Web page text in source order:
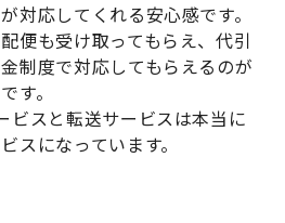
対応してくれる安心感です。
便も受け取ってもらえ、代引
制度で対応してもらえるのが
す。
ビスと転送サービスは本当に
スになっています。